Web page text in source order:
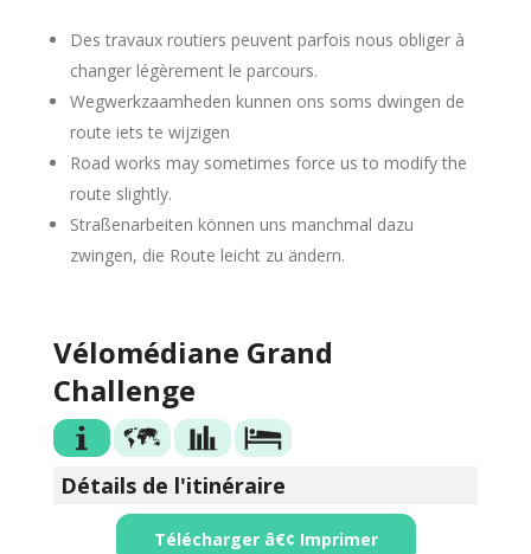
Des travaux routiers peuvent parfois nous obliger à
changer légèrement le parcours.
Wegwerkzaamheden kunnen ons soms dwingen de
route iets te wijzigen
Road works may sometimes force us to modify the
route slightly.
Straßenarbeiten können uns manchmal dazu
zwingen, die Route leicht zu ändern.